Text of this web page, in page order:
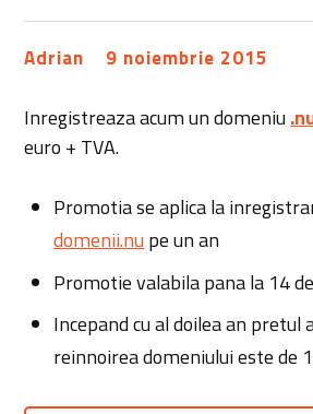
Adrian 9 noiembrie 2015
Inregistreaza acum un domeniu
euro + TVA.
Promotia se aplica la
domenii.nu pe un an
Promotie valabila pana la 14
Incepand cu al doilea an pretul
reinnoirea domeniului este de